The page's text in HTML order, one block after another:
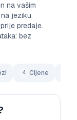
na vašim
jeziku
predaje.
bez
4 Cijene